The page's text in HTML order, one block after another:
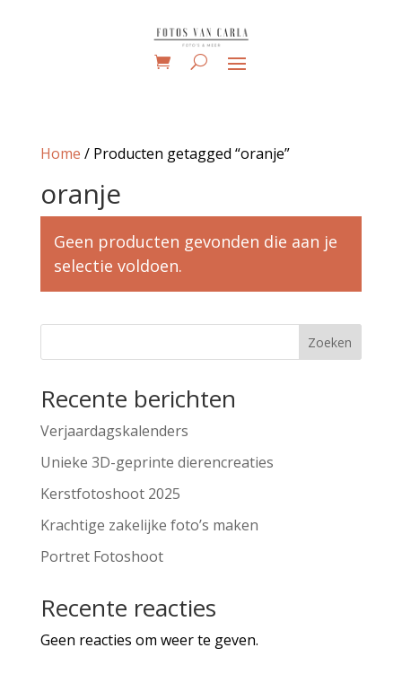
Home / Producten getagged “oranje”
oranje
Geen producten gevonden die aan je
selectie voldoen.
Zoeken
Recente berichten
Verjaardagskalenders
Unieke 3D-geprinte dierencreaties
Kerstfotoshoot 2025
Krachtige zakelijke foto’s maken
Portret Fotoshoot
Recente reacties
Geen reacties om weer te geven.